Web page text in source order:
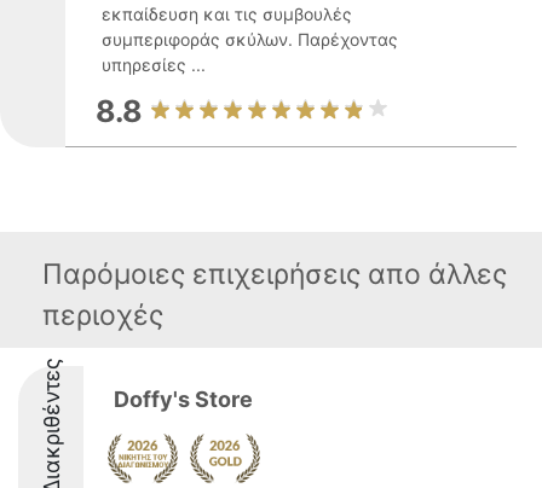
εκπαίδευση και τις συμβουλές
συμπεριφοράς σκύλων. Παρέχοντας
υπηρεσίες ...
8.8
Παρόμοιες επιχειρήσεις απο άλλες
περιοχές
Διακριθέντες Doffy's Store